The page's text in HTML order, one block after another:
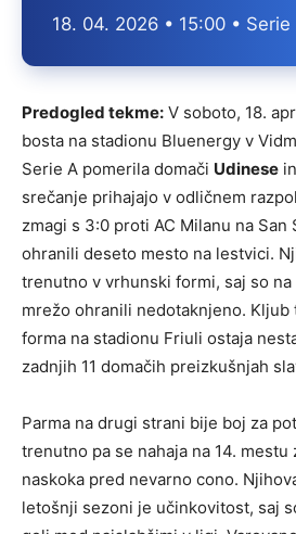
18. 04. 2026 • 15:00 •
Predogled tekme: V soboto, 18.
bosta na stadionu Bluenergy v
Serie A pomerila domači Udinese in
srečanje prihajajo v odličnem
zmagi s 3:0 proti AC Milanu na San
ohranili deseto mesto na lestvici.
trenutno v vrhunski formi, saj so
mrežo ohranili nedotaknjeno. Kljub
forma na stadionu Friuli ostaja
zadnjih 11 domačih preizkušnjah
Parma na drugi strani bije boj za
trenutno pa se nahaja na 14.
naskoka pred nevarno cono.
letošnji sezoni je učinkovitost, saj